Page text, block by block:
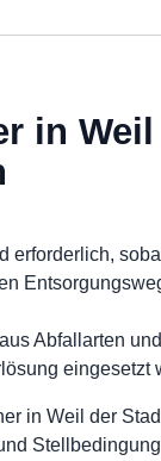
in
erforderlich,
Abfallarten
eingesetzt
in Weil der